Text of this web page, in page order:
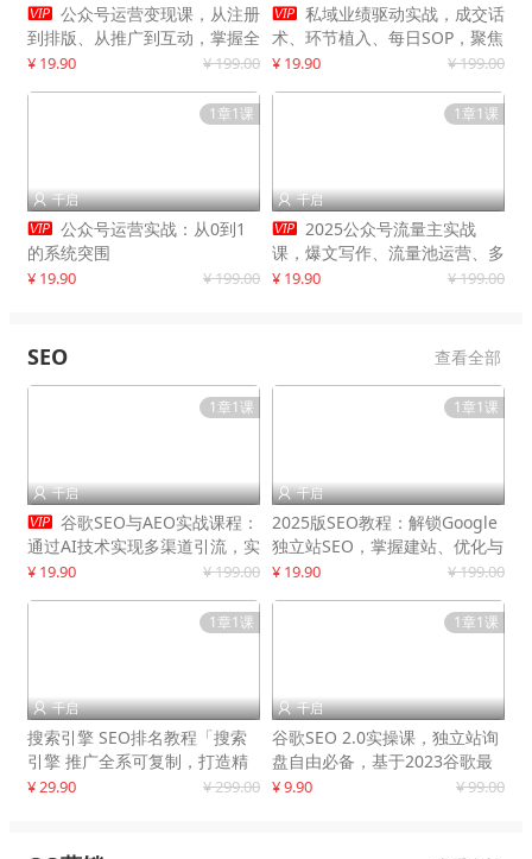
 公众号运营变现课，从注册
到排版、从推广到互动，掌握全
流程，开启个人品牌月入
¥ 19.90 ¥ 199.00
 私域业绩驱动实战，成交话
术、环节植入、每日SOP，聚焦
增长，驱动营收持续突破
¥ 19.90 ¥ 199.00
1章1课
 千启
 公众号运营实战：从0到1
的系统突围
¥ 19.90 ¥ 199.00
1章1课
 千启
 2025公众号流量主实战
课，爆文写作、流量池运营、多
平台分发，新手日入千元月赚5
¥ 19.90 ¥ 199.00
SEO 查看全部
1章1课
 千启
 谷歌SEO与AEO实战课程：
通过AI技术实现多渠道引流，实
现网站流量增长300%
¥ 19.90 ¥ 199.00
1章1课
 千启
2025版SEO教程：解锁Google
独立站SEO，掌握建站、优化与
变现技巧
¥ 19.90 ¥ 199.00
1章1课
 千启
搜索引擎 SEO排名教程「搜索
引擎 推广全系可复制，打造精
准被动流量系统
¥ 29.90 ¥ 299.00
1章1课
 千启
谷歌SEO 2.0实操课，独立站询
盘自由必备，基于2023谷歌最
新算法录制
¥ 9.90 ¥ 99.00